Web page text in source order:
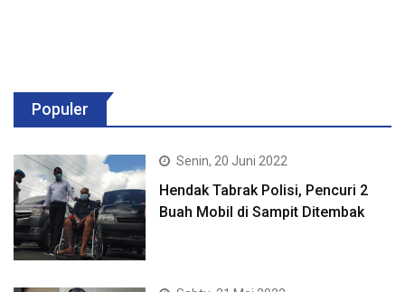
Populer
Senin, 20 Juni 2022
Hendak Tabrak Polisi, Pencuri 2
Buah Mobil di Sampit Ditembak